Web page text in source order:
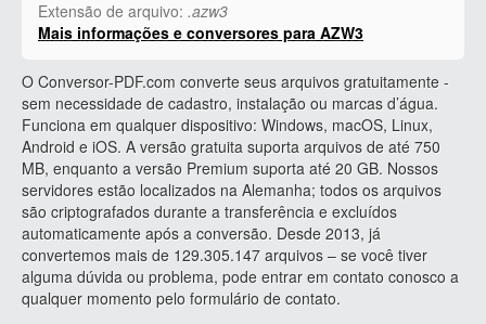
Extensão de arquivo: .azw3
Mais informações e conversores para AZW3
O Conversor-PDF.com converte seus arquivos gratuitamente -
sem necessidade de cadastro, instalação ou marcas d’água.
Funciona em qualquer dispositivo: Windows, macOS, Linux,
Android e iOS. A versão gratuita suporta arquivos de até 750
MB, enquanto a versão Premium suporta até 20 GB. Nossos
servidores estão localizados na Alemanha; todos os arquivos
são criptografados durante a transferência e excluídos
automaticamente após a conversão. Desde 2013, já
convertemos mais de 129.305.147 arquivos – se você tiver
alguma dúvida ou problema, pode entrar em contato conosco a
qualquer momento pelo formulário de contato.